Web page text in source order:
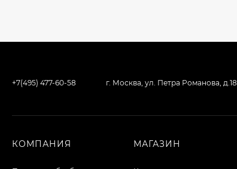
+7(495) 477-60-58 г. Москва, ул. Петра Романова, д.18
КОМПАНИЯ МАГАЗИН